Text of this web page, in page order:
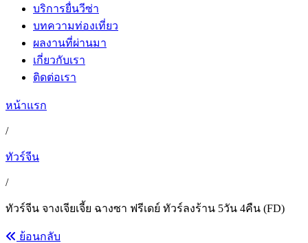
บริการยื่นวีซ่า
บทความท่องเที่ยว
ผลงานที่ผ่านมา
เกี่ยวกับเรา
ติดต่อเรา
หน้าแรก
/
ทัวร์จีน
/
ทัวร์จีน จางเจียเจี้ย ฉางซา ฟรีเดย์ ทัวร์ลงร้าน 5วัน 4คืน (FD)
ย้อนกลับ